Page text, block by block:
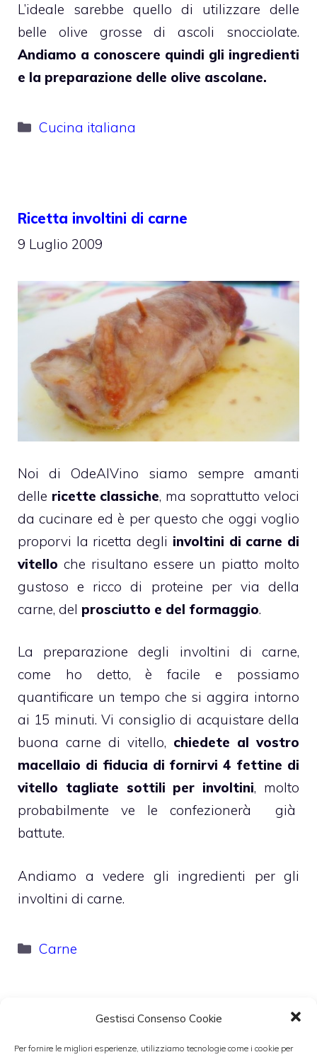
Gestisci Consenso Cookie
Per fornire le migliori esperienze, utilizziamo tecnologie come i cookie per
L’ideale sarebbe quello di utilizzare delle
belle olive grosse di ascoli snocciolate.
Andiamo a conoscere quindi gli ingredienti
e la preparazione delle olive ascolane.
Categorie
Cucina italiana
Ricetta involtini di carne
9 Luglio 2009
Noi di OdeAlVino siamo sempre amanti
delle ricette classiche, ma soprattutto veloci
da cucinare ed è per questo che oggi voglio
proporvi la ricetta degli involtini di carne di
vitello che risultano essere un piatto molto
gustoso e ricco di proteine per via della
carne, del prosciutto e del formaggio.
La preparazione degli involtini di carne,
come ho detto, è facile e possiamo
quantificare un tempo che si aggira intorno
ai 15 minuti. Vi consiglio di acquistare della
buona carne di vitello, chiedete al vostro
macellaio di fiducia di fornirvi 4 fettine di
vitello tagliate sottili per involtini, molto
probabilmente ve le confezionerà già
battute.
Andiamo a vedere gli ingredienti per gli
involtini di carne.
Categorie
Carne